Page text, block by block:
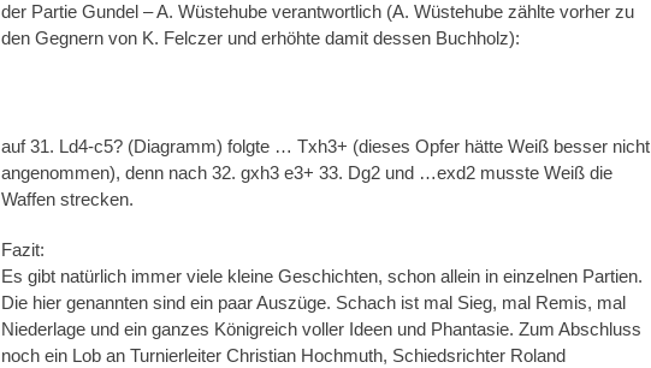
der Partie Gundel – A. Wüstehube verantwortlich (A. Wüstehube zählte vorher zu
den Gegnern von K. Felczer und erhöhte damit dessen Buchholz):
auf 31. Ld4-c5? (Diagramm) folgte … Txh3+ (dieses Opfer hätte Weiß besser nicht
angenommen), denn nach 32. gxh3 e3+ 33. Dg2 und …exd2 musste Weiß die
Waffen strecken.
Fazit:
Es gibt natürlich immer viele kleine Geschichten, schon allein in einzelnen Partien.
Die hier genannten sind ein paar Auszüge. Schach ist mal Sieg, mal Remis, mal
Niederlage und ein ganzes Königreich voller Ideen und Phantasie. Zum Abschluss
noch ein Lob an Turnierleiter Christian Hochmuth, Schiedsrichter Roland